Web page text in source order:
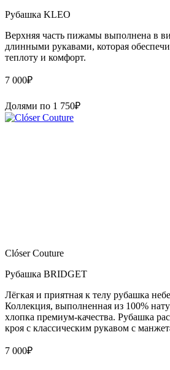
Рубашка KLEO
Верхняя часть пижамы выполнена в
длинными рукавами, которая
теплоту и комфорт.
7 000₽
Долями по 1 750₽
Clóser Couture
Рубашка BRIDGET
Лёгкая и приятная к телу рубашка
Коллекция, выполненная из 100%
хлопка премиум-качества. Рубашка
кроя с классическим рукавом с
7 000₽